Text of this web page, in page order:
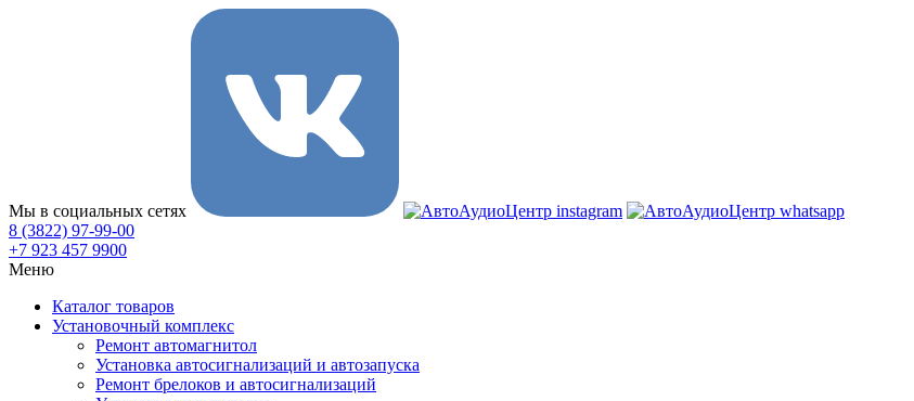
Мы в социальных сетях
8 (3822) 97-99-00
+7 923 457 9900
Меню
Каталог товаров
Установочный комплекс
Ремонт автомагнитол
Установка автосигнализаций и автозапуска
Ремонт брелоков и автосигнализаций